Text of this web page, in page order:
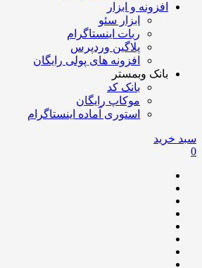
افزونه و ابزار
ابزار سئو
ربات اینستاگرام
پلاگین وردپرس
افزونه های پولی رایگان
بانک وبمستر
بانک کد
موکاپ رایگان
استوری آماده اینستاگرام
سبد خرید
0